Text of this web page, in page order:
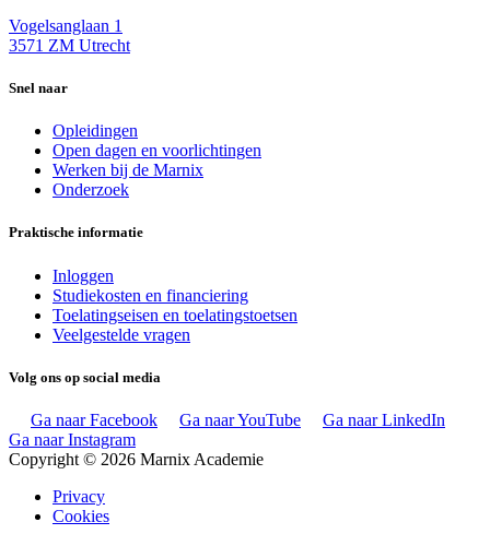
Vogelsanglaan 1
3571 ZM Utrecht
Snel naar
Opleidingen
Open dagen en voorlichtingen
Werken bij de Marnix
Onderzoek
Praktische informatie
Inloggen
Studiekosten en financiering
Toelatingseisen en toelatingstoetsen
Veelgestelde vragen
Volg ons op social media
Ga naar Facebook Ga naar YouTube
Ga naar LinkedIn
Ga naar Instagram
Copyright © 2026 Marnix Academie
Privacy
Cookies